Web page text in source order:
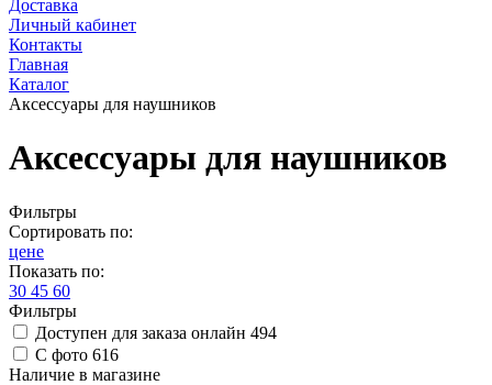
Доставка
Личный кабинет
Контакты
Главная
Каталог
Аксессуары для наушников
Аксессуары для наушников
Фильтры
Сортировать по:
цене
Показать по:
30 45 60
Фильтры
Доступен для заказа онлайн 494
С фото 616
Наличие в магазине